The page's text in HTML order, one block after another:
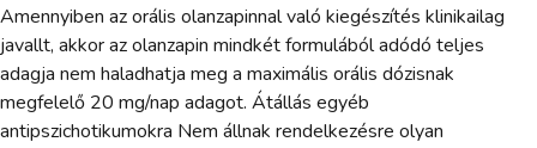
Amennyiben az orális olanzapinnal való kiegészítés klinikailag
javallt, akkor az olanzapin mindkét formulából adódó teljes
adagja nem haladhatja meg a maximális orális dózisnak
megfelelő 20 mg/nap adagot. Átállás egyéb
antipszichotikumokra Nem állnak rendelkezésre olyan